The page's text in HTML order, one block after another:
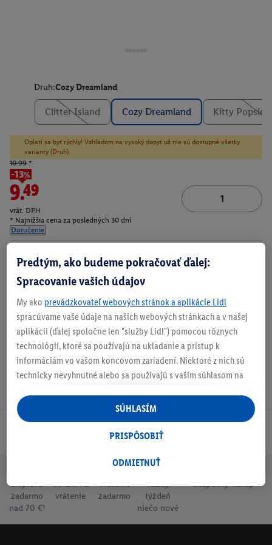
Druh:Cozy Dreamland
Clitter Island Cozy Dreamland Kitty
Oplatí sa byť rýchly! Vzhľadom na vysoký dopyt už nie sú dostupné všetky
varianty (Druh).
10.99 *
-13%
9.49
vrát. DPH
* Najnižšia cena za posledných 30 dní
Doručenie
Odoberaj Newsletter!
Doprava
zadarmo
nad 70 €¹
30 dní na
vrátenie
Vrátenie
zadarmo
Každý
týždeň
niečo nové
Bezpečný nákup
Predtým, ako budeme pokračovať ďalej:
Spracovanie vašich údajov
My ako prevádzkovateľ webových stránok a aplikácie Lidl
spracúvame vaše údaje na našich webových stránkach a v našej
aplikácii (ďalej spoločne len "služby Lidl") pomocou rôznych
technológií, ktoré sa používajú na ukladanie a prístup k
informáciám vo vašom koncovom zariadení. Niektoré z nich sú
technicky nevyhnutné alebo sa používajú s vaším súhlasom na
personalizovanú reklamu v rámci služieb Lidl aj mimo nich. Ak
ste účastníkom programu Lidl Plus, na tieto účely sa spracúvajú
aj údaje z vášho nákupného správania v obchode.
následne si vytvoríte účet Lidl Plus alebo sa prihlásite do svojho
tiež vytvoriť špeciálny online identifikátor z e-mailovej adresy,
ktorú tam uvediete, aby sme vás mohli rozpoznať v službách
ODMIETNUŤ
PRISPÔSOBIŤ
SÚHLASÍM